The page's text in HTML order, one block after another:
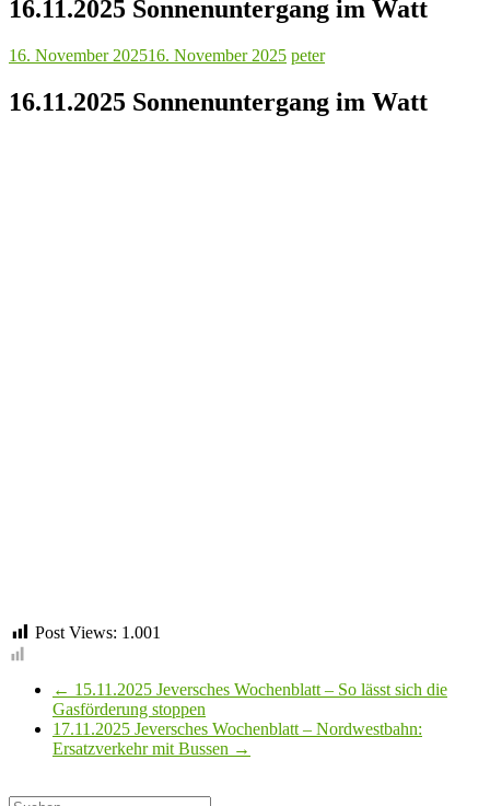
16.11.2025 Sonnenuntergang im Watt
16. November 202516. November 2025 peter
16.11.2025 Sonnenuntergang im Watt
Post Views: 1.001
← 15.11.2025 Jeversches Wochenblatt – So lässt sich die
Gasförderung stoppen
17.11.2025 Jeversches Wochenblatt – Nordwestbahn:
Ersatzverkehr mit Bussen →